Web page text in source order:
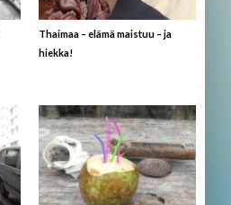
Thaimaa – elämä maistuu – ja
hiekka!